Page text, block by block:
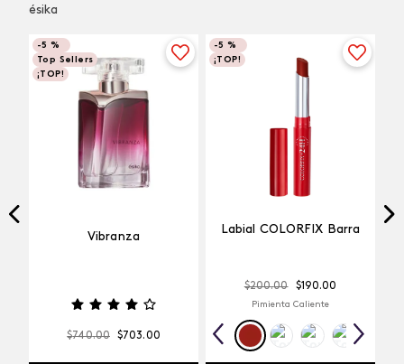
ésika
-5 %
Top Sellers
¡TOP!
Vibranza
$740.00 $703.00
-5 %
¡TOP!
Labial COLORFIX Barra
$200.00 $190.00
Pimienta Caliente